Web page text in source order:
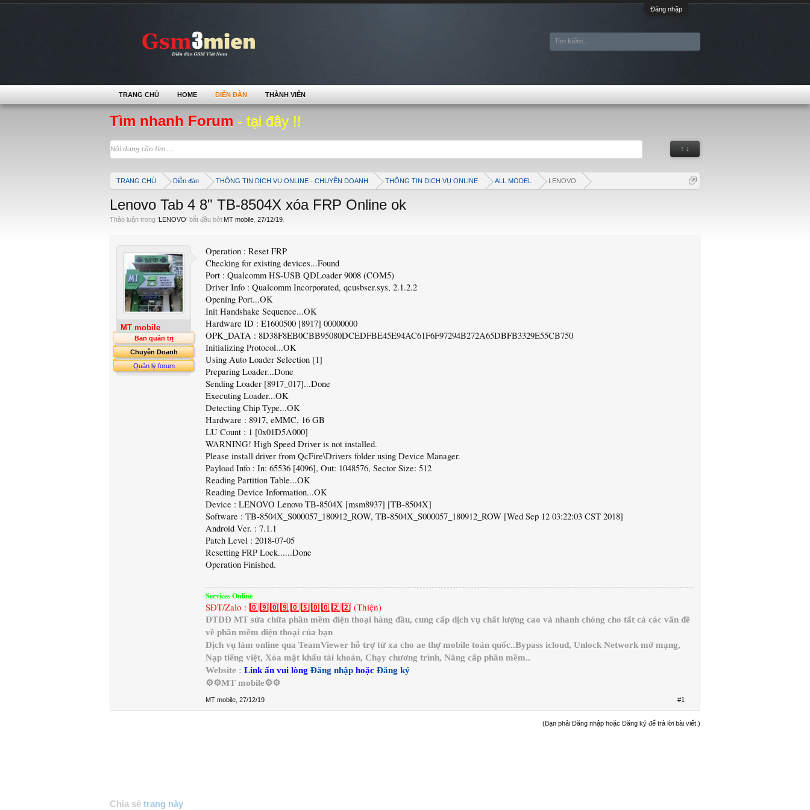
Đăng nhập
Tìm nhanh Forum - tại đây !!
↑ ↓
TRANG CHỦ Diễn đàn THÔNG TIN DỊCH VỤ ONLINE - CHUYÊN DOANH THÔNG TIN DỊCH VỤ ONLINE ALL MODEL LENOVO
Lenovo Tab 4 8" TB-8504X xóa FRP Online ok
Thảo luận trong 'LENOVO' bắt đầu bởi MT mobile 27/12/19
MT mobile
Ban quản trị
Chuyên Doanh
Quản lý forum
Operation : Reset FRP
Checking for existing devices...Found
Port : Qualcomm HS-USB QDLoader 9008 (COM5)
Driver Info : Qualcomm Incorporated, qcusbser.sys, 2.1.2.2
Opening Port...OK
Init Handshake Sequence...OK
Hardware ID : E1600500 [8917] 00000000
OPK_DATA : 8D38F8EB0CBB95080DCEDFBE45E94AC61F6F97294B272A65DBFB3329E55CB750
Initializing Protocol...OK
Using Auto Loader Selection [1]
Preparing Loader...Done
Sending Loader [8917_017]...Done
Executing Loader...OK
Detecting Chip Type...OK
Hardware : 8917, eMMC, 16 GB
LU Count : 1 [0x01D5A000]
WARNING! High Speed Driver is not installed.
Please install driver from QcFire\Drivers folder using Device Manager.
Payload Info : In: 65536 [4096], Out: 1048576, Sector Size: 512
Reading Partition Table...OK
Reading Device Information...OK
Device : LENOVO Lenovo TB-8504X [msm8937] [TB-8504X]
Software : TB-8504X_S000057_180912_ROW, TB-8504X_S000057_180912_ROW [Wed Sep 12 03:22:03 CST 2018]
Android Ver. : 7.1.1
Patch Level : 2018-07-05
Resetting FRP Lock......Done
Operation Finished.
Services Online
SĐT/Zalo : 0️⃣9️⃣0️⃣9️⃣0️⃣5️⃣0️⃣0️⃣2️⃣2️⃣ (Thiện)
ĐTDĐ MT sửa chữa phần mềm điện thoại hàng đầu, cung cấp dịch vụ chất lượng cao và nhanh chóng cho tất cả các vấn đề
về phần mềm điện thoại của bạn
Dịch vụ làm online qua TeamViewer hỗ trợ từ xa cho ae thợ mobile toàn quốc..Bypass icloud, Unlock Network mở mạng,
Nạp tiếng việt, Xóa mật khẩu tài khoản, Chạy chương trình, Nâng cấp phần mềm..
Website : Link ẩn vui lòng Đăng nhập hoặc Đăng ký
⚙️⚙️MT mobile⚙️⚙️
MT mobile 27/12/19 #1
(Bạn phải Đăng nhập hoặc Đăng ký để trả lời bài viết.)
Chia sẻ trang này
TRANG CHỦ HOME DIỄN ĐÀN THÀNH VIÊN